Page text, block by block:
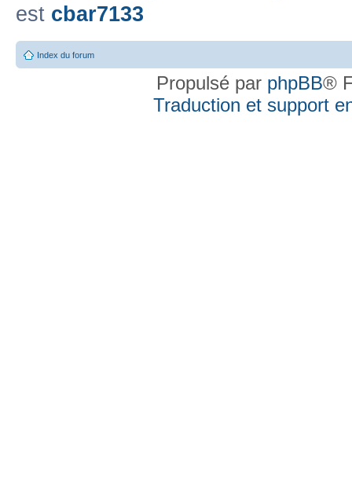
est cbar7133
Index du forum
Propulsé par phpBB®
Traduction et support